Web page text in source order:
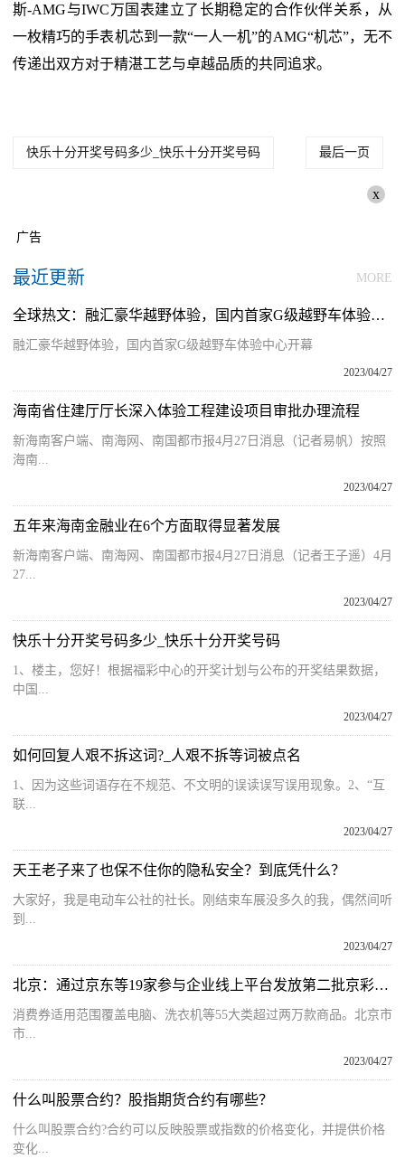
斯-AMG与IWC万国表建立了长期稳定的合作伙伴关系，从
一枚精巧的手表机芯到一款“一人一机”的AMG“机芯”，无不
传递出双方对于精湛工艺与卓越品质的共同追求。
快乐十分开奖号码多少_快乐十分开奖号码 最后一页
x
广告
最近更新 MORE
全球热文：融汇豪华越野体验，国内首家G级越野车体验中心开幕
融汇豪华越野体验，国内首家G级越野车体验中心开幕
2023/04/27
海南省住建厅厅长深入体验工程建设项目审批办理流程
新海南客户端、南海网、南国都市报4月27日消息（记者易帆）按照
海南...
2023/04/27
五年来海南金融业在6个方面取得显著发展
新海南客户端、南海网、南国都市报4月27日消息（记者王子遥）4月
27...
2023/04/27
快乐十分开奖号码多少_快乐十分开奖号码
1、楼主，您好！根据福彩中心的开奖计划与公布的开奖结果数据，
中国...
2023/04/27
如何回复人艰不拆这词?_人艰不拆等词被点名
1、因为这些词语存在不规范、不文明的误读误写误用现象。2、“互
联...
2023/04/27
天王老子来了也保不住你的隐私安全？到底凭什么？
大家好，我是电动车公社的社长。刚结束车展没多久的我，偶然间听
到...
2023/04/27
北京：通过京东等19家参与企业线上平台发放第二批京彩绿色消费券
消费券适用范围覆盖电脑、洗衣机等55大类超过两万款商品。北京市
市...
2023/04/27
什么叫股票合约？股指期货合约有哪些？
什么叫股票合约?合约可以反映股票或指数的价格变化，并提供价格
变化...